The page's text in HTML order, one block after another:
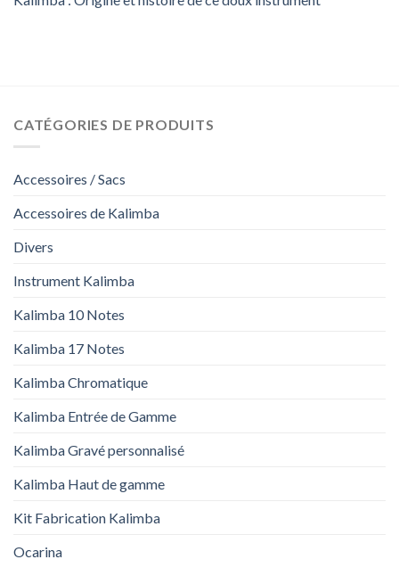
CATÉGORIES DE PRODUITS
Accessoires / Sacs
Accessoires de Kalimba
Divers
Instrument Kalimba
Kalimba 10 Notes
Kalimba 17 Notes
Kalimba Chromatique
Kalimba Entrée de Gamme
Kalimba Gravé personnalisé
Kalimba Haut de gamme
Kit Fabrication Kalimba
Ocarina